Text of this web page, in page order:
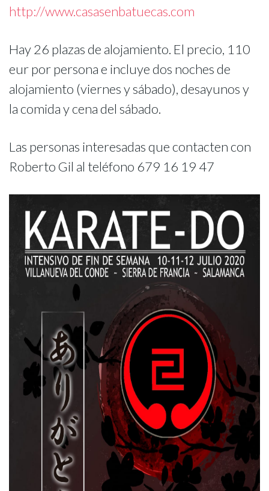
http://www.casasenbatuecas.com
Hay 26 plazas de alojamiento. El precio, 110
eur por persona e incluye dos noches de
alojamiento (viernes y sábado), desayunos y
la comida y cena del sábado.
Las personas interesadas que contacten con
Roberto Gil al teléfono 679 16 19 47